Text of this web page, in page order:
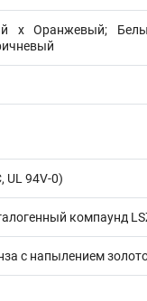
х Оранжевый;
UL 94V-0)
компаунд
с напылением